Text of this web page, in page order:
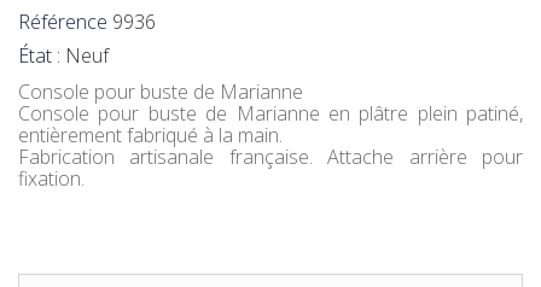
Référence 9936
État : Neuf
Console pour buste de Marianne
Console pour buste de Marianne en plâtre plein patiné,
entièrement fabriqué à la main.
Fabrication artisanale française. Attache arrière pour
fixation.